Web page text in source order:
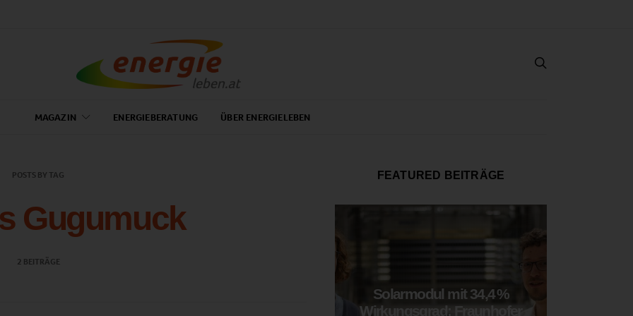
MAGAZIN ENERGIEBERATUNG ÜBER ENERGIELEBEN
POSTS BY TAG
Gugumuck
2 BEITRÄGE
FEATURED BEITRÄGE
Solarmodul mit 34,4 %
Wirkungsgrad: Fraunhofer